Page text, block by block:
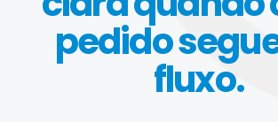
pedido
fluxo.